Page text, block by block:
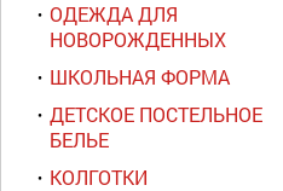
ОДЕЖДА ДЛЯ
НОВОРОЖДЕННЫХ
ШКОЛЬНАЯ ФОРМА
ДЕТСКОЕ ПОСТЕЛЬНОЕ
БЕЛЬЕ
КОЛГОТКИ